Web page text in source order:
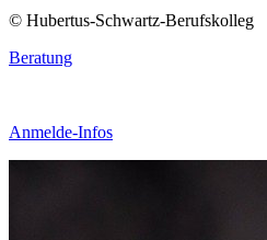
© Hubertus-Schwartz-Berufskolleg
Beratung
Anmelde-Infos